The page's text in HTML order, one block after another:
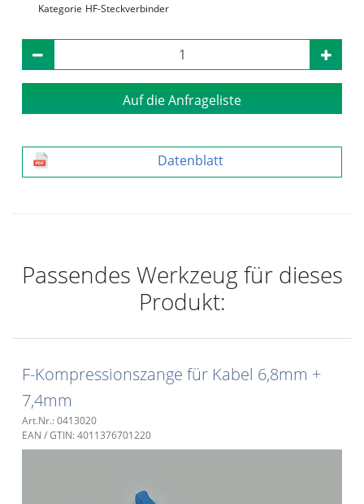
Kategorie HF-Steckverbinder
Auf die Anfrageliste
Datenblatt
Passendes Werkzeug für dieses
Produkt:
F-Kompressionszange für Kabel 6,8mm +
7,4mm
Art.Nr.: 0413020
EAN / GTIN: 4011376701220